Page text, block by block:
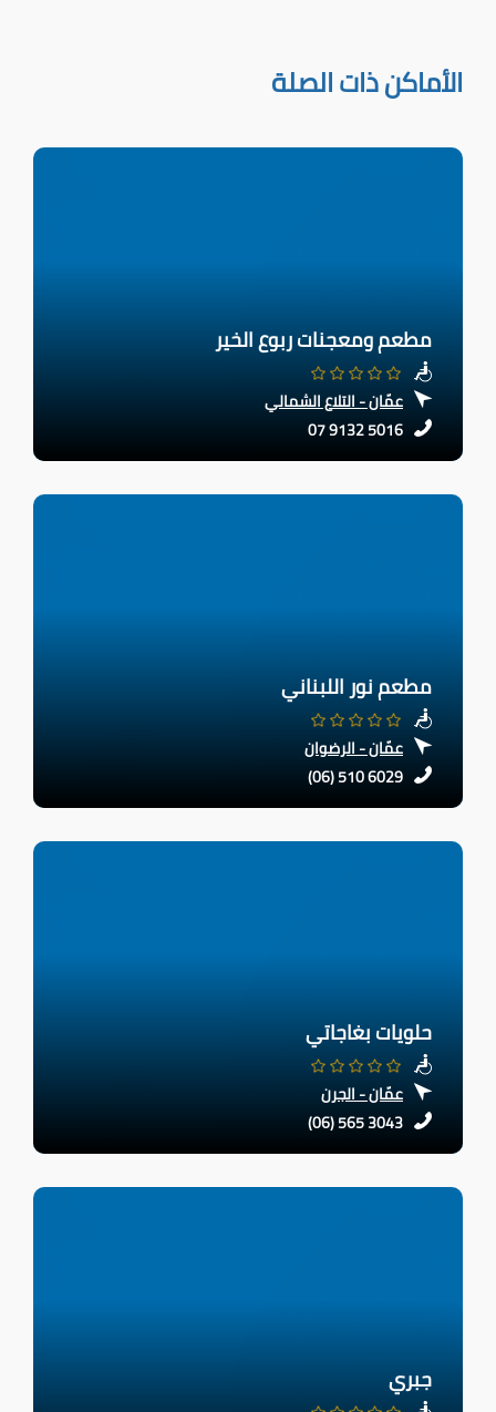
الأماكن ذات الصلة
مطعم ومعجنات ربوع الخير
عمّان - التلاع الشمالي
07 9132 5016
مطعم نور اللبناني
عمّان - الرضوان
(06) 510 6029
حلويات بغاجاتي
عمّان - الجرن
(06) 565 3043
جبري